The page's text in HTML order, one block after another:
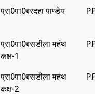
प्रा0पा0बरदहा पाण्‍डेय
प्रा0पा0बसडीला महंथ
कक्ष-1
प्रा0पा0बसडीला महंथ
कक्ष-2